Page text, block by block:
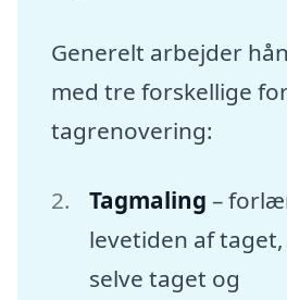
Generelt arbejder
med tre forskellige
tagrenovering:
Tagmaling –
levetiden af
selve taget og